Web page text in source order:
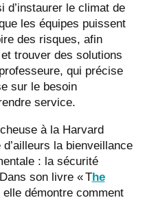
d’instaurer le climat de
les équipes puissent
des risques, afin
trouver des solutions
qui précise
sur le besoin
service.
à la Harvard
la bienveillance
: la sécurité
son livre « The
démontre comment